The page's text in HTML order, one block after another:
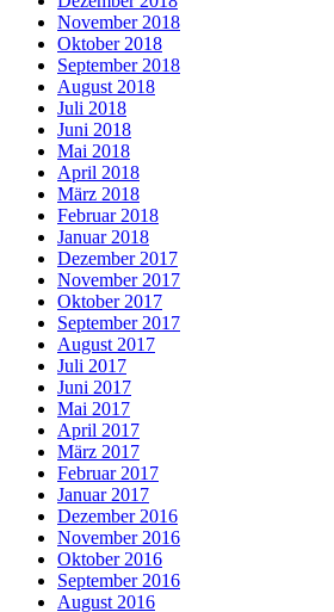
November 2018
Oktober 2018
September 2018
August 2018
Juli 2018
Juni 2018
Mai 2018
April 2018
März 2018
Februar 2018
Januar 2018
Dezember 2017
November 2017
Oktober 2017
September 2017
August 2017
Juli 2017
Juni 2017
Mai 2017
April 2017
März 2017
Februar 2017
Januar 2017
Dezember 2016
November 2016
Oktober 2016
September 2016
August 2016